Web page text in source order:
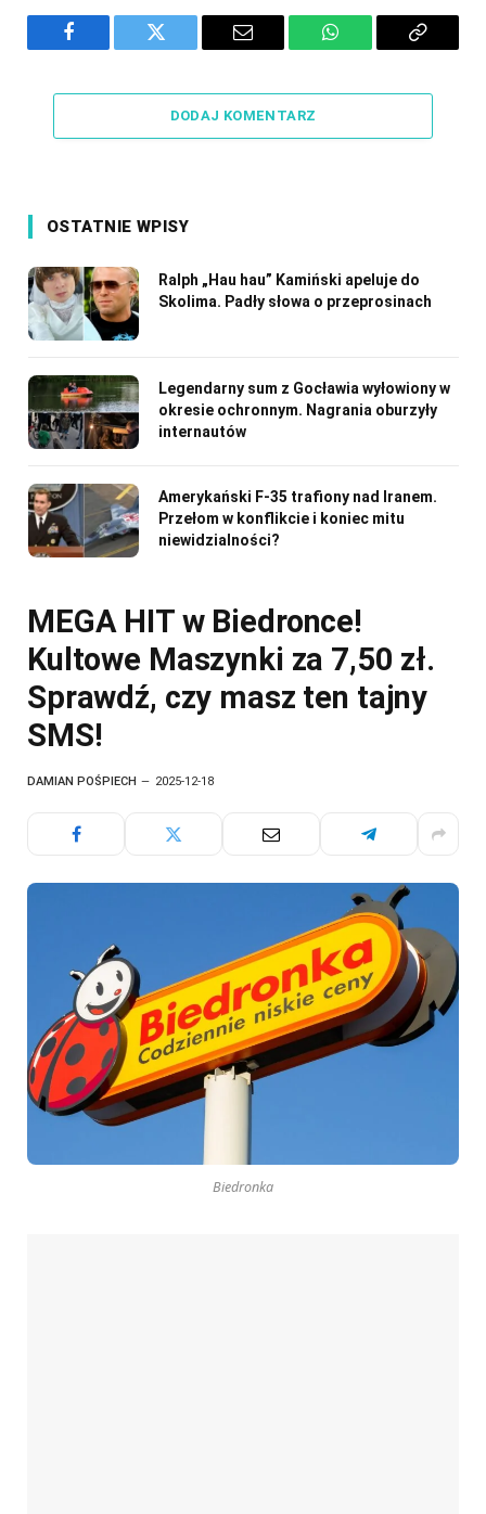
Facebook Twitter Email WhatsAppCopy
DODAJ KOMENTARZ
OSTATNIE WPISY
Ralph „Hau hau” Kamiński apeluje do
Skolima. Padły słowa o przeprosinach
Legendarny sum z Gocławia wyłowiony w
okresie ochronnym. Nagrania oburzyły
internautów
Amerykański F-35 trafiony nad Iranem.
Przełom w konflikcie i koniec mitu
niewidzialności?
MEGA HIT w Biedronce!
Kultowe Maszynki za 7,50 zł.
Sprawdź, czy masz ten tajny
SMS!
DAMIAN POŚPIECH 2025-12-18
Biedronka